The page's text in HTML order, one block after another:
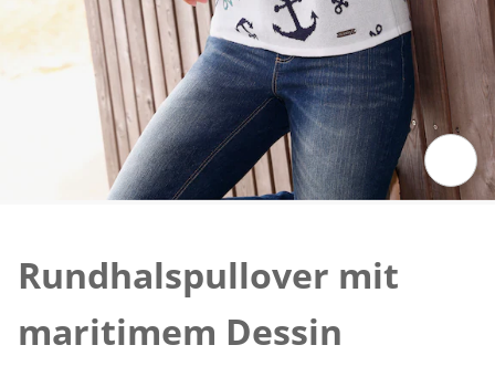
Rundhalspullover mit
maritimem Dessin